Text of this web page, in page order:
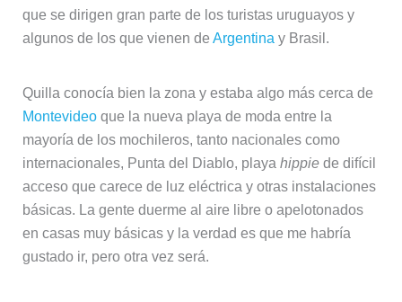
que se dirigen gran parte de los turistas uruguayos y
algunos de los que vienen de Argentina y Brasil.
Quilla conocía bien la zona y estaba algo más cerca de
Montevideoque la nueva playa de moda entre la
mayoría de los mochileros, tanto nacionales como
internacionales, Punta del Diablo, playa hippiede difícil
acceso que carece de luz eléctrica y otras instalaciones
básicas. La gente duerme al aire libre o apelotonados
en casas muy básicas y la verdad es que me habría
gustado ir, pero otra vez será.